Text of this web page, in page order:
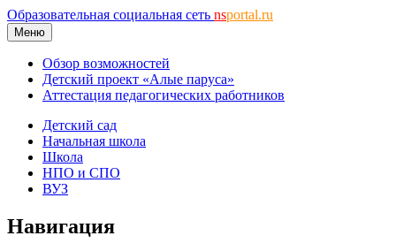
Образовательная социальная сеть nsportal.ru
Меню
Обзор возможностей
Детский проект «Алые паруса»
Аттестация педагогических работников
Детский сад
Начальная школа
Школа
НПО и СПО
ВУЗ
Навигация